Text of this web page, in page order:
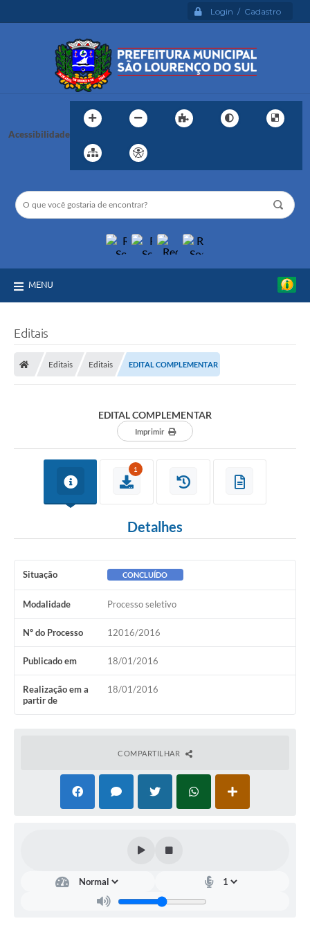
Login / Cadastro
Acessibilidade
MENU
Editais
Editais Editais EDITAL COMPLEMENTAR
EDITAL COMPLEMENTAR
Imprimir
1
Detalhes
Situação CONCLUÍDO
Modalidade Processo seletivo
Nº do Processo 12016/2016
Publicado em 18/01/2016
Realização em a
partir de
18/01/2016
COMPARTILHAR